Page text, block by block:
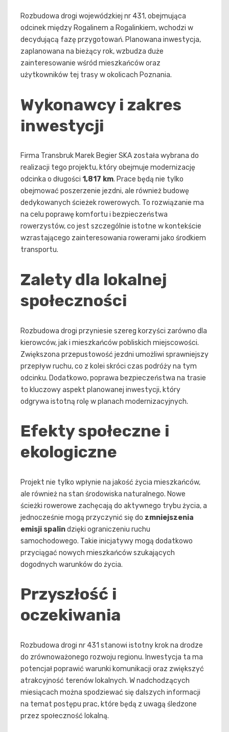
Rozbudowa drogi wojewódzkiej nr 431, obejmująca
odcinek między Rogalinem a Rogalinkiem, wchodzi w
decydującą fazę przygotowań. Planowana inwestycja,
zaplanowana na bieżący rok, wzbudza duże
zainteresowanie wśród mieszkańców oraz
użytkowników tej trasy w okolicach Poznania.
Wykonawcy i zakres
inwestycji
Firma Transbruk Marek Begier SKA została wybrana do
realizacji tego projektu, który obejmuje modernizację
odcinka o długości 1,817 km. Prace będą nie tylko
obejmować poszerzenie jezdni, ale również budowę
dedykowanych ścieżek rowerowych. To rozwiązanie ma
na celu poprawę komfortu i bezpieczeństwa
rowerzystów, co jest szczególnie istotne w kontekście
wzrastającego zainteresowania rowerami jako środkiem
transportu.
Zalety dla lokalnej
społeczności
Rozbudowa drogi przyniesie szereg korzyści zarówno dla
kierowców, jak i mieszkańców pobliskich miejscowości.
Zwiększona przepustowość jezdni umożliwi sprawniejszy
przepływ ruchu, co z kolei skróci czas podróży na tym
odcinku. Dodatkowo, poprawa bezpieczeństwa na trasie
to kluczowy aspekt planowanej inwestycji, który
odgrywa istotną rolę w planach modernizacyjnych.
Efekty społeczne i
ekologiczne
Projekt nie tylko wpłynie na jakość życia mieszkańców,
ale również na stan środowiska naturalnego. Nowe
ścieżki rowerowe zachęcają do aktywnego trybu życia, a
jednocześnie mogą przyczynić się do zmniejszenia
emisji spalindzięki ograniczeniu ruchu
samochodowego. Takie inicjatywy mogą dodatkowo
przyciągać nowych mieszkańców szukających
dogodnych warunków do życia.
Przyszłość i
oczekiwania
Rozbudowa drogi nr 431 stanowi istotny krok na drodze
do zrównoważonego rozwoju regionu. Inwestycja ta ma
potencjał poprawić warunki komunikacji oraz zwiększyć
atrakcyjność terenów lokalnych. W nadchodzących
miesiącach można spodziewać się dalszych informacji
na temat postępu prac, które będą z uwagą śledzone
przez społeczność lokalną.